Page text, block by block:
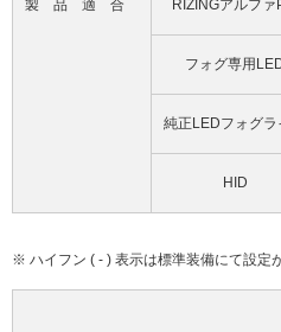
製品適合 RIZINGアルファ
フォグ専用
純正LEDフォグラ
HID
※ ハイフン ( - ) 表示は標準装備にて設定